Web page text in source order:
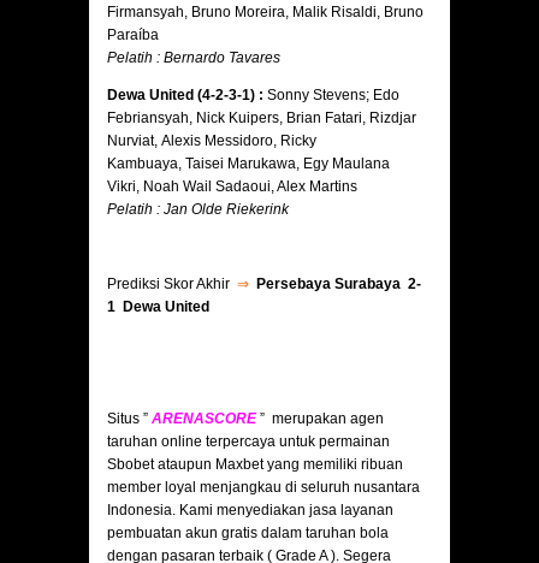
Firmansyah, Bruno Moreira, Malik Risaldi, Bruno
Paraíba
Pelatih : Bernardo Tavares
Dewa United (4-2-3-1) : Sonny Stevens; Edo
Febriansyah, Nick Kuipers, Brian Fatari, Rizdjar
Nurviat, Alexis Messidoro, Ricky
Kambuaya, Taisei Marukawa, Egy Maulana
Vikri, Noah Wail Sadaoui, Alex Martins
Pelatih : Jan Olde Riekerink
Prediksi Skor Akhir ⇒ Persebaya Surabaya 2-
1 Dewa United
Situs ” ARENASCORE” merupakan agen
taruhan online terpercaya untuk permainan
Sbobet ataupun Maxbet yang memiliki ribuan
member loyal menjangkau di seluruh nusantara
Indonesia. Kami menyediakan jasa layanan
pembuatan akun gratis dalam taruhan bola
dengan pasaran terbaik ( Grade A ). Segera